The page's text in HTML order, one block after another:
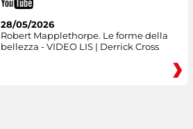
28/05/2026
Robert Mapplethorpe. Le forme della
bellezza - VIDEO LIS | Derrick Cross